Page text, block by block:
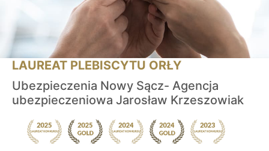
LAUREAT PLEBISCYTU ORŁY
Ubezpieczenia Nowy Sącz- Agencja
ubezpieczeniowa Jarosław Krzeszowiak